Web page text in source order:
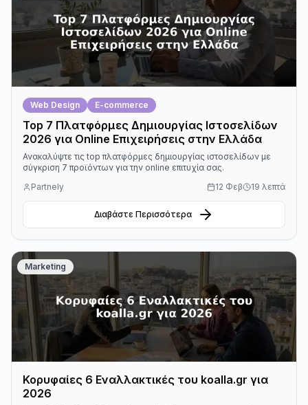
Web Design E-commerce
Top 7 Πλατφόρμες Δημιουργίας Ιστοσελίδων
2026 για Online Επιχειρήσεις στην Ελλάδα
Ανακαλύψτε τις top πλατφόρμες δημιουργίας ιστοσελίδων με
σύγκριση 7 προϊόντων για την online επιτυχία σας.
Partnely
12 Φεβ 19 λεπτά
Διαβάστε Περισσότερα
Marketing
Κορυφαίες 6 Εναλλακτικές του koalla.gr για
2026